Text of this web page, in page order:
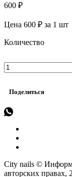
600 ₽
Цена 600 ₽ за 1 шт
Количество
Поделиться
City nails ©
авторских правах,